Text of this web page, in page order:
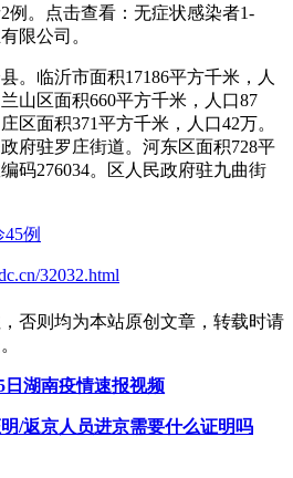
例。点击查看：无症状感染者1-
限公司。
。临沂市面积17186平方千米，人
山区面积660平方千米，人口87
区面积371平方千米，人口42万。
府驻罗庄街道。河东区面积728平
码276034。区人民政府驻九曲街
例
32032.html
否则均为本站原创文章，转载时请
日湖南疫情速报视频
/返京人员进京需要什么证明吗